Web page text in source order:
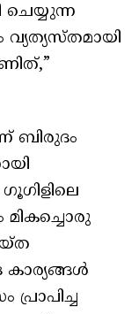
വ്യത്യസ്തമായി
ബിരുദം